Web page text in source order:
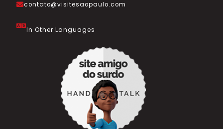
contato@visitesaopaulo.com
In Other Languages